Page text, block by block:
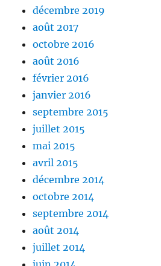
décembre 2019
août 2017
octobre 2016
août 2016
février 2016
janvier 2016
septembre 2015
juillet 2015
mai 2015
avril 2015
décembre 2014
octobre 2014
septembre 2014
août 2014
juillet 2014